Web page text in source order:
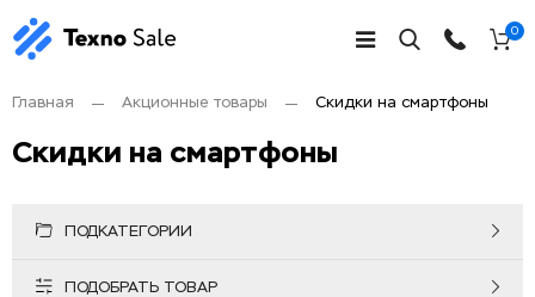
0
Главная Акционные товары Скидки на смартфоны
Скидки на смартфоны
ПОДКАТЕГОРИИ
ПОДОБРАТЬ ТОВАР